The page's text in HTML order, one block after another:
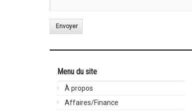
Envoyer
Menu du site
À propos
Affaires/Finance